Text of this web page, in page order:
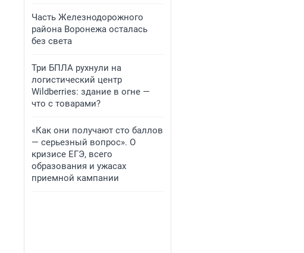
Часть Железнодорожного
района Воронежа осталась
без света
Три БПЛА рухнули на
логистический центр
Wildberries: здание в огне —
что с товарами?
«Как они получают сто баллов
— серьезный вопрос». О
кризисе ЕГЭ, всего
образования и ужасах
приемной кампании